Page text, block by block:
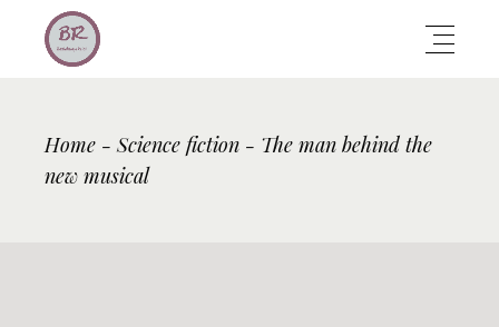
Home Science fiction
The man behind the
new musical